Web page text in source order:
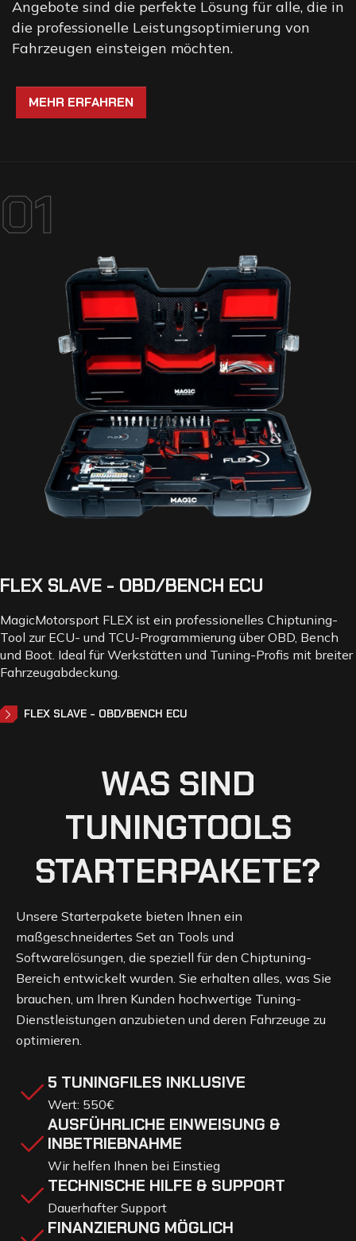
Angebote sind die perfekte Lösung für alle, die in
die professionelle Leistungsoptimierung von
Fahrzeugen einsteigen möchten.
MEHR ERFAHREN
01
FLEX SLAVE - OBD/BENCH ECU
MagicMotorsport FLEX ist ein professionelles Chiptuning-
Tool zur ECU- und TCU-Programmierung über OBD, Bench
und Boot. Ideal für Werkstätten und Tuning-Profis mit breiter
Fahrzeugabdeckung.
FLEX SLAVE - OBD/BENCH ECU
WAS SIND
TUNINGTOOLS
STARTERPAKETE?
Unsere Starterpakete bieten Ihnen ein
maßgeschneidertes Set an Tools und
Softwarelösungen, die speziell für den Chiptuning-
Bereich entwickelt wurden. Sie erhalten alles, was Sie
brauchen, um Ihren Kunden hochwertige Tuning-
Dienstleistungen anzubieten und deren Fahrzeuge zu
optimieren.
5 TUNINGFILES INKLUSIVE
Wert: 550€
AUSFÜHRLICHE EINWEISUNG &
INBETRIEBNAHME
Wir helfen Ihnen bei Einstieg
TECHNISCHE HILFE & SUPPORT
Dauerhafter Support
FINANZIERUNG MÖGLICH